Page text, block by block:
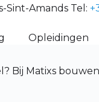
Sint-Amands Tel:
Opleidingen
Matixs bouwen